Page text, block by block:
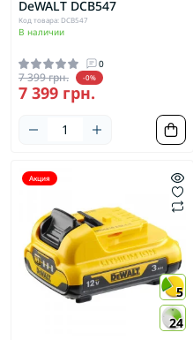
DeWALT DCB547
Код товара: DCB547
В наличии
0
7 399 грн. -0%
7 399 грн.
Акция
5
24